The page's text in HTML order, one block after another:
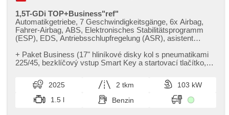
1,5T-GDi TOP+Business"ref"
Automatikgetriebe, 7 Geschwindigkeitsgänge, 6x Airbag,
Fahrer-Airbag, ABS, Elektronisches Stabilitätsprogramm
(ESP), EDS, Antriebsschlupfregelung (ASR), asistent
Servolenkung, 2-Zonen Klimaanlage, Klimaautomatik,
Tempomat, täglich Leuchten, LED denní svícení, Alufelgen,
Navigation, parkovací senzory zadní, Fahrkamera,
bezklíčové startování, bezklíčové odemykání,
Scheibenwischersensor, Lenkrad einstellbar, beheizte
Lenkrad, Beifahrerairbagdeaktivierung, hands free, Android
​+ Paket Business (17" hliníkové disky kol s pneumatikami
225/45,​ bezklíčový vstup Smart Key a startovací tlačítko,​
2025 2 tkm
103 kW
1.5 l
Benzin